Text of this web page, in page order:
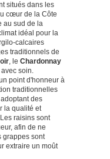
situés dans les
cœur de la Côte
au sud de la
idéal pour la
calcaires
traditionnels de
, le Chardonnay
soin.
point d'honneur à
traditionnelles
des
la qualité et
raisins sont
afin de ne
grappes sont
extraire un moût